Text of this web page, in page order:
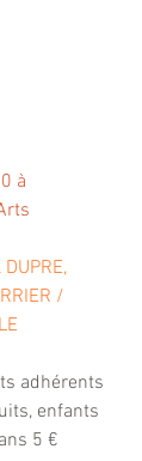
à
/
adhérents
enfants
5 €